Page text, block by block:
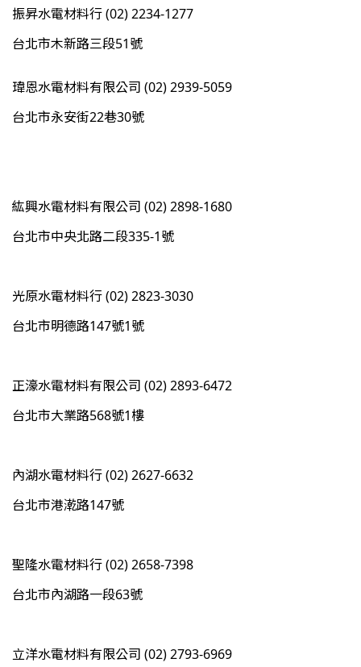
振昇水電材料行 (02) 2234-1277
台北市木新路三段51號
瑋恩水電材料有限公司 (02) 2939-5059
台北市永安街22巷30號
紘興水電材料有限公司 (02) 2898-1680
台北市中央北路二段335-1號
光原水電材料行 (02) 2823-3030
台北市明德路147號1號
正濠水電材料有限公司 (02) 2893-6472
台北市大業路568號1樓
內湖水電材料行 (02) 2627-6632
台北市港漧路147號
聖隆水電材料行 (02) 2658-7398
台北市內湖路一段63號
立洋水電材料有限公司 (02) 2793-6969